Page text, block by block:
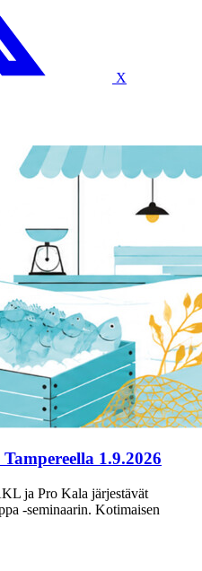
X
1.9.2026
ja Pro Kala järjestävät
-seminaarin. Kotimaisen